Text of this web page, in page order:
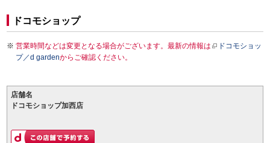
ドコモショップ
営業時間などは変更となる場合がございます。最新の情報は
ドコモショッ
プ／d gardenからご確認ください。
店舗名
ドコモショップ加西店